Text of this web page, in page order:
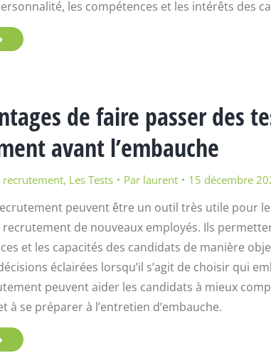
les compétences et les intérêts des
de faire passer des
avant l’embauche
recrutement, Les Tests Par laurent 15 décembre
peuvent être un outil très utile pour
de nouveaux employés. Ils
et les capacités des candidats de manière
éclairées lorsqu’il s’agit de choisir qui
peuvent aider les candidats à mieux
à se préparer à l’entretien d’embauche.